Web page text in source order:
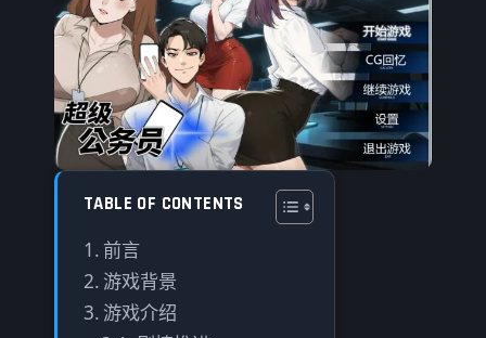
TABLE OF CONTENTS
前言
游戏背景
游戏介绍